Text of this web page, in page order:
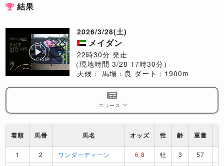
結果
2026/3/28(土)
メイダン
22時30分 発走
（現地時間 3/28 17時30分）
天候： 馬場：良 ダート：1900m
ニュース
着順 馬番 馬名 オッズ 性 齢 重量
1 2 ワンダーディーン 6.8 牡 3 57
C